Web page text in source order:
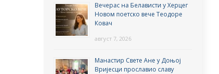
Вечерас на Белависти у Херцег
Новом поетско вече Теодоре
Ковач
август 7, 2026
Манастир Свете Ане у Доњој
Вријесци прославио славу